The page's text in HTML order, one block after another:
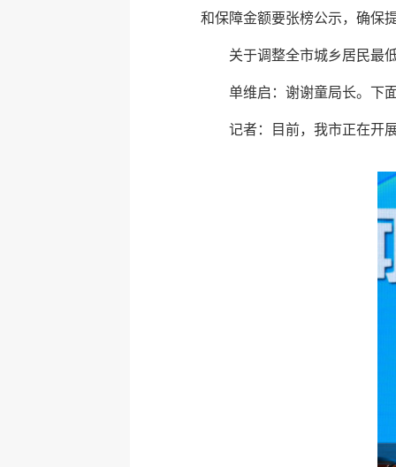
和保障金额要张榜公示，确保
关于调整全市城乡居民最
单维启：谢谢童局长。下
记者：目前，我市正在开